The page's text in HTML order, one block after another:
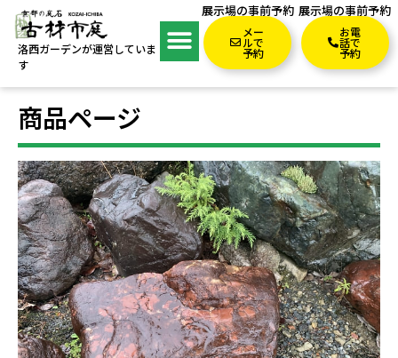
洛西ガーデンが運営していま
す
展示場の事前予約
メー
ルで
予約
展示場の事前予約
お電
話で
予約
商品ページ